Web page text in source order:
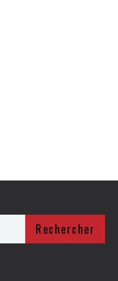
Rechercher